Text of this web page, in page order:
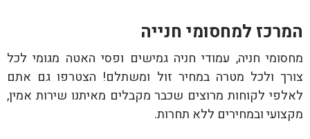
המרכז למחסומי חנייה
מחסומי חניה, עמודי חניה גמישים ופסי האטה מגומי לכל
צורך ולכל מטרה במחיר זול ומשתלם! הצטרפו גם אתם
לאלפי לקוחות מרוצים שכבר מקבלים מאיתנו שירות אמין,
מקצועי ובמחירים ללא תחרות.